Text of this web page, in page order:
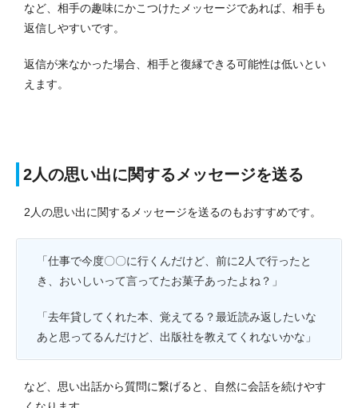
など、相手の趣味にかこつけたメッセージであれば、相手も
返信しやすいです。
返信が来なかった場合、相手と復縁できる可能性は低いとい
えます。
2人の思い出に関するメッセージを送る
2人の思い出に関するメッセージを送るのもおすすめです。
「仕事で今度〇〇に行くんだけど、前に2人で行ったと
き、おいしいって言ってたお菓子あったよね？」
「去年貸してくれた本、覚えてる？最近読み返したいな
あと思ってるんだけど、出版社を教えてくれないかな」
など、思い出話から質問に繋げると、自然に会話を続けやす